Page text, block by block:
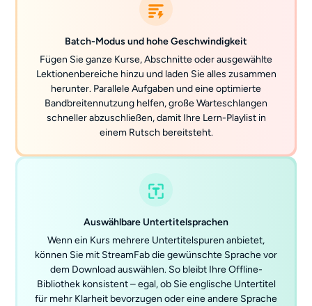
Batch-Modus und hohe Geschwindigkeit
Fügen Sie ganze Kurse, Abschnitte oder ausgewählte
Lektionenbereiche hinzu und laden Sie alles zusammen
herunter. Parallele Aufgaben und eine optimierte
Bandbreitennutzung helfen, große Warteschlangen
schneller abzuschließen, damit Ihre Lern-Playlist in
einem Rutsch bereitsteht.
Auswählbare Untertitelsprachen
Wenn ein Kurs mehrere Untertitelspuren anbietet,
können Sie mit StreamFab die gewünschte Sprache vor
dem Download auswählen. So bleibt Ihre Offline-
Bibliothek konsistent – egal, ob Sie englische Untertitel
für mehr Klarheit bevorzugen oder eine andere Sprache